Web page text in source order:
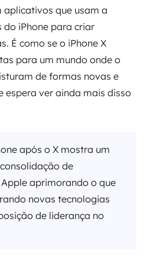
que usam a
do iPhone para criar
É como se o iPhone X
para um mundo onde o
de formas novas e
espera ver ainda mais disso
após o X mostra um
de
aprimorando o que
novas tecnologias
de liderança no